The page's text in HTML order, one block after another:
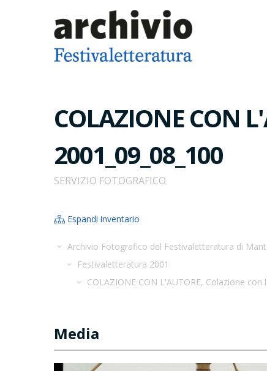
COLAZIONE CON
2001_09_08_100
SERVIZIO FOTOGRAFICO
Espandi inventario
Archivio Fotografico del Festivaletteratura di
Festivaletteratura 2001
COLAZIONE CON L'AUTORE, Colazione con
Media